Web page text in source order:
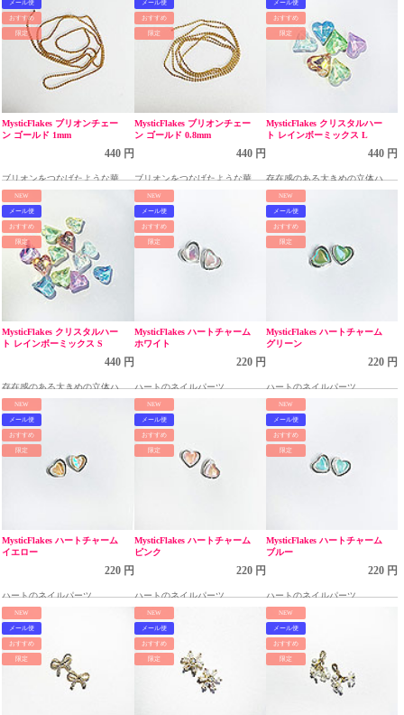
メール便
おすすめ
限定
MysticFlakes ブリオンチェー
ン ゴールド 1mm
440 円
ブリオンをつなげたような華奢
なネイルチェーン
メール便
おすすめ
限定
MysticFlakes ブリオンチェー
ン ゴールド 0.8mm
440 円
ブリオンをつなげたような華奢
なネイルチェーン
メール便
おすすめ
限定
MysticFlakes クリスタルハー
ト レインボーミックス L
440 円
存在感のある大きめの立体ハー
トパーツ
NEW
メール便
おすすめ
限定
MysticFlakes クリスタルハー
ト レインボーミックス S
440 円
存在感のある大きめの立体ハー
トパーツ
NEW
メール便
おすすめ
限定
MysticFlakes ハートチャーム
ホワイト
220 円
ハートのネイルパーツ
NEW
メール便
おすすめ
限定
MysticFlakes ハートチャーム
グリーン
220 円
ハートのネイルパーツ
NEW
メール便
おすすめ
限定
MysticFlakes ハートチャーム
イエロー
220 円
ハートのネイルパーツ
NEW
メール便
おすすめ
限定
MysticFlakes ハートチャーム
ピンク
220 円
ハートのネイルパーツ
NEW
メール便
おすすめ
限定
MysticFlakes ハートチャーム
ブルー
220 円
ハートのネイルパーツ
NEW
メール便
おすすめ
限定
NEW
メール便
おすすめ
限定
NEW
メール便
おすすめ
限定